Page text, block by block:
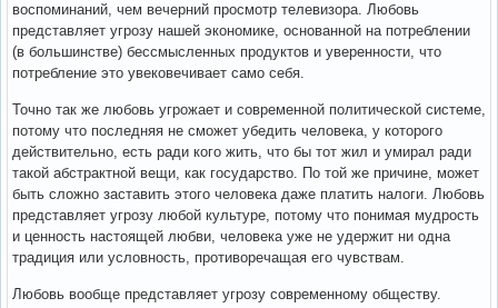
воспоминаний, чем вечерний просмотр телевизора. Любовь
представляет угрозу нашей экономике, основанной на потреблении
(в большинстве) бессмысленных продуктов и уверенности, что
потребление это увековечивает само себя.
Точно так же любовь угрожает и современной политической системе,
потому что последняя не сможет убедить человека, у которого
действительно, есть ради кого жить, что бы тот жил и умирал ради
такой абстрактной вещи, как государство. По той же причине, может
быть сложно заставить этого человека даже платить налоги. Любовь
представляет угрозу любой культуре, потому что понимая мудрость
и ценность настоящей любви, человека уже не удержит ни одна
традиция или условность, противоречащая его чувствам.
Любовь вообще представляет угрозу современному обществу.